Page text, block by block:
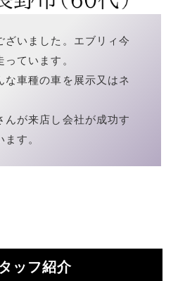
ざいました。エブリィ今
ています。
な車種の車を展示又はネ
んが来店し会社が成功す
す。
ッフ紹介